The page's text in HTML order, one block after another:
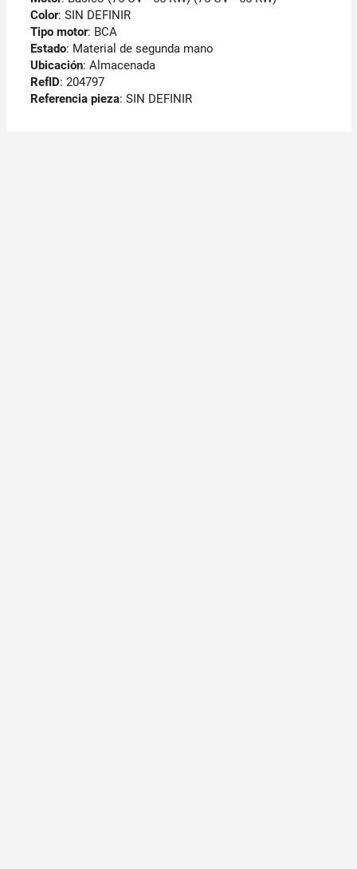
Color: SIN DEFINIR
Tipo motor: BCA
Estado: Material de segunda mano
Ubicación: Almacenada
RefID: 204797
Referencia pieza: SIN DEFINIR